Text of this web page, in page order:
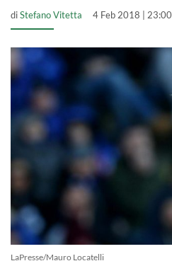
diStefano Vitetta 4 Feb 2018 | 23:00
LaPresse/Mauro Locatelli